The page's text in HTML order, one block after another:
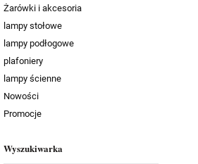
Żarówki i akcesoria
lampy stołowe
lampy podłogowe
plafoniery
lampy ścienne
Nowości
Promocje
Wyszukiwarka